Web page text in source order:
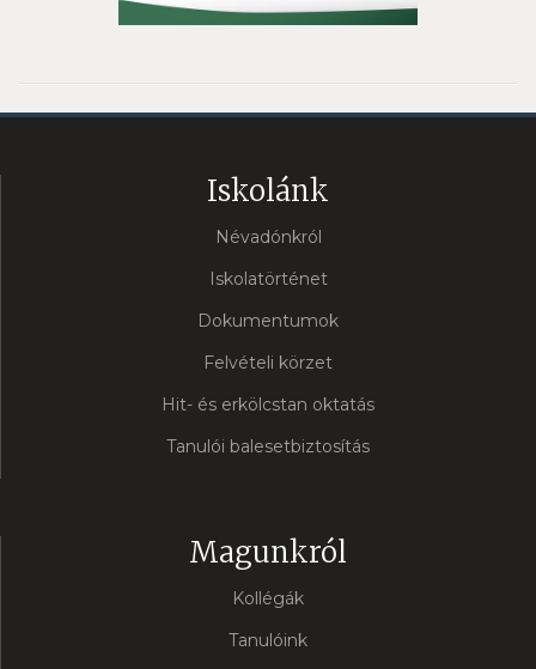
Iskolánk
Névadónkról
Iskolatörténet
Dokumentumok
Felvételi körzet
Hit- és erkölcstan oktatás
Tanulói balesetbiztosítás
Magunkról
Kollégák
Tanulóink